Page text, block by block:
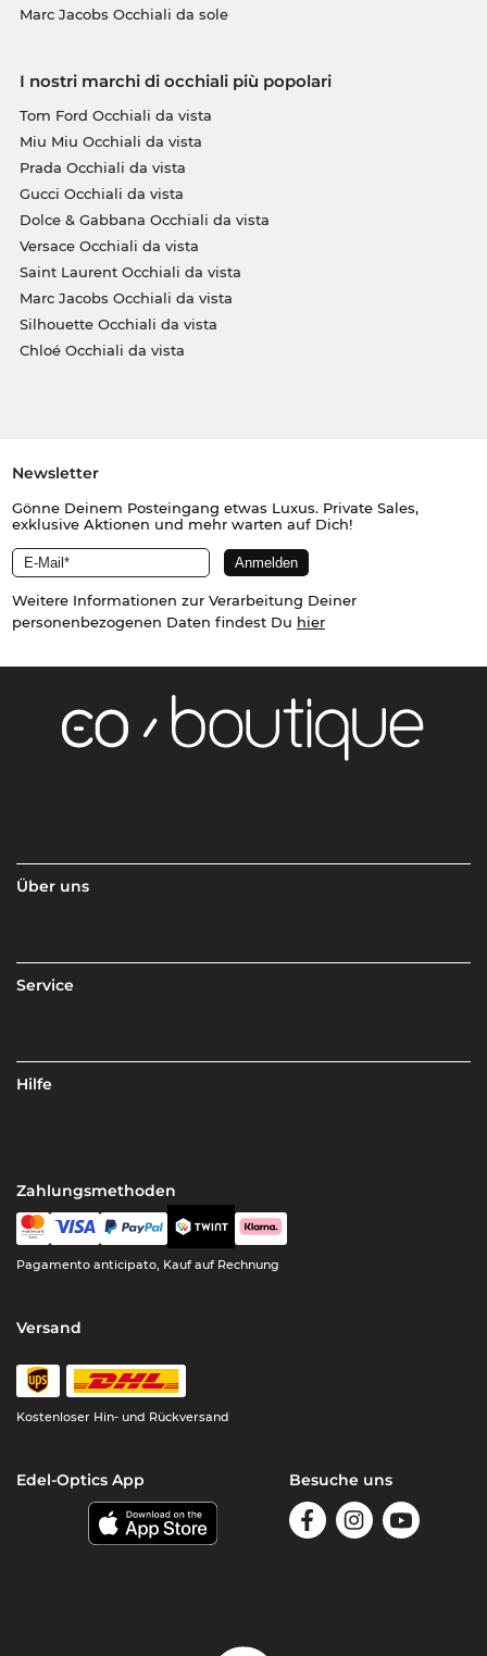
Marc Jacobs Occhiali da sole
I nostri marchi di occhiali più popolari
Tom Ford Occhiali da vista
Miu Miu Occhiali da vista
Prada Occhiali da vista
Gucci Occhiali da vista
Dolce & Gabbana Occhiali da vista
Versace Occhiali da vista
Saint Laurent Occhiali da vista
Marc Jacobs Occhiali da vista
Silhouette Occhiali da vista
Chloé Occhiali da vista
Newsletter
Gönne Deinem Posteingang etwas Luxus. Private Sales,
exklusive Aktionen und mehr warten auf Dich!
Weitere Informationen zur Verarbeitung Deiner
personenbezogenen Daten findest Du hier
Über uns
Service
Hilfe
Zahlungsmethoden
Pagamento anticipato, Kauf auf Rechnung
Versand
Kostenloser Hin- und Rückversand
Edel-Optics App Besuche uns